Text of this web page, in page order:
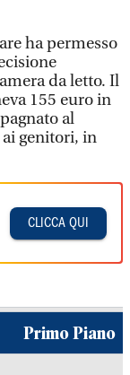
ha permesso
da letto. Il
155 euro in
al
genitori, in
CLICCA QUI
Primo Piano